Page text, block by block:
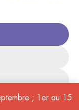
; 1er au 15
|Conditions